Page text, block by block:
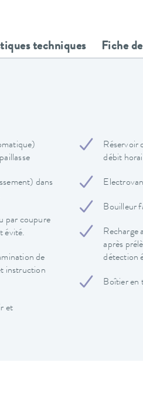
techniques Fiche
dans
par coupure
évité.
de
instruction
et
Réservoir
débit
Bouilleur
Recharge
après
détection
Boîtier en